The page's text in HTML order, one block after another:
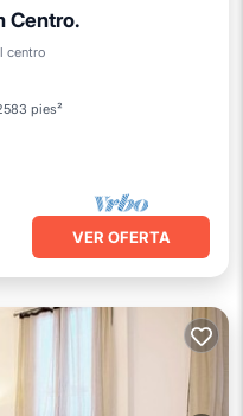
Centro.
centro
pies²
Apto para niños
VER OFERTA